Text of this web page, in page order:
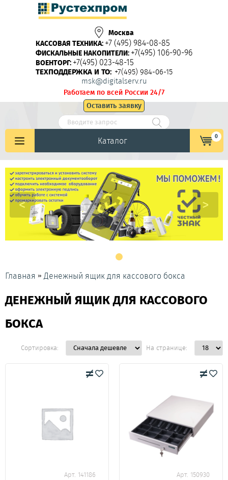
Москва
КАССОВАЯ ТЕХНИКА: +7 (495) 984-08-85
ФИСКАЛЬНЫЕ НАКОПИТЕЛИ: +7(495) 106-90-96
ВОЕНТОРГ: +7(495) 023-48-15
ТЕХПОДДЕРЖКА И ТО: +7(495) 984-06-15
msk@digitalserv.ru
Работаем по всей России 24/7
Оставить заявку
Каталог 0
< >
Главная » Денежный ящик для кассового бокса
ДЕНЕЖНЫЙ ЯЩИК ДЛЯ КАССОВОГО
БОКСА
Сортировка: На странице:
Арт. 141186 Арт. 150930